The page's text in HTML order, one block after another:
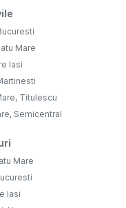
Mare
Iasi
Titulescu
Semicentral
Mare
Iasi